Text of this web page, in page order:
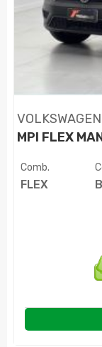
VOLKSWAGEN
MPI FLEX
Comb.
FLEX